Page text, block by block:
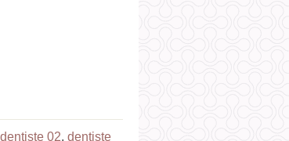
dentiste 02, dentiste